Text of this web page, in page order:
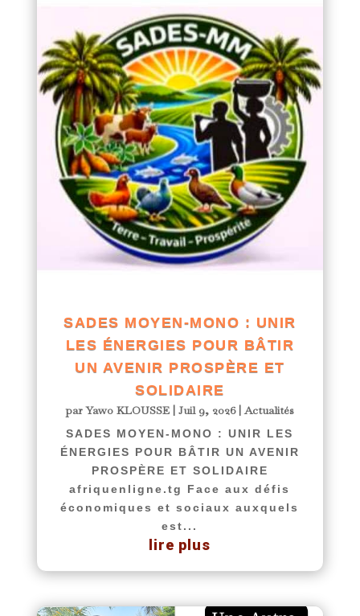
SADES MOYEN-MONO : UNIR
LES ÉNERGIES POUR BÂTIR
UN AVENIR PROSPÈRE ET
SOLIDAIRE
parYawo KLOUSSE |Juil 9, 2026|Actualités
SADES MOYEN-MONO : UNIR LES
ÉNERGIES POUR BÂTIR UN AVENIR
PROSPÈRE ET SOLIDAIRE
afriquenligne.tg Face aux défis
économiques et sociaux auxquels
est...
lire plus